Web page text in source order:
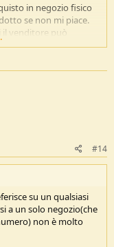
in negozio fisico
se non mi piace.
venditore può
scelta infinita e
e ricevere il rimborso
#14
su un qualsiasi
a un solo negozio(che
non è molto